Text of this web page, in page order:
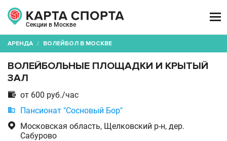
Секции в Москве

АРЕНДА / ВОЛЕЙБОЛ В МОСКВЕ
ВОЛЕЙБОЛЬНЫЕ ПЛОЩАДКИ И КРЫТЫЙ
ЗАЛ
 от 600 руб./час
 Пансионат "Сосновый Бор"

Московская область, Щелковский р-н, дер.
Сабурово